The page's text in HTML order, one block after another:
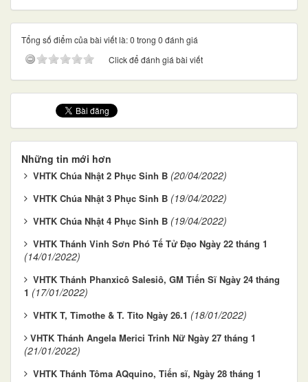
Tổng số điểm của bài viết là: 0 trong 0 đánh giá
Click để đánh giá bài viết
Những tin mới hơn
VHTK Chúa Nhật 2 Phục Sinh B (20/04/2022)
VHTK Chúa Nhật 3 Phục Sinh B (19/04/2022)
VHTK Chúa Nhật 4 Phục Sinh B (19/04/2022)
VHTK Thánh Vinh Sơn Phó Tế Tử Đạo Ngày 22 tháng 1
(14/01/2022)
VHTK Thánh Phanxicô Salesiô, GM Tiến Sĩ Ngày 24 tháng
1 (17/01/2022)
VHTK T, Timothe & T. Tito Ngày 26.1 (18/01/2022)
​​​​VHTK Thánh Angela Merici Trinh Nữ Ngày 27 tháng 1
(21/01/2022)
VHTK Thánh Tôma AQquino, Tiến sĩ, Ngày 28 tháng 1